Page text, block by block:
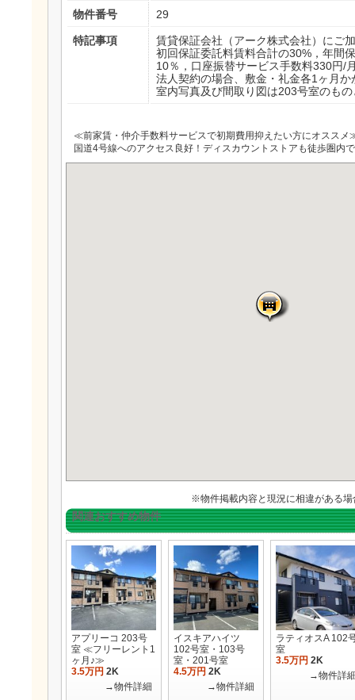
物件番号 29
特記事項
賃貸保証会社（アーク株式会社）にご
初回保証委託料賃料合計の30%，年間
10％，口座振替サービス手数料330円/
法人契約の場合、敷金・礼金各1ヶ月か
室内写真及び間取り図は203号室のも
≪前家賃・仲介手数料サービスで初期費用抑えたい方にオスス
国道4号線へのアクセス良好！ディスカウントストアも徒歩圏内
※物件掲載内容と現況に相違がある
関連おすすめ物件
アプリーコ 203号
室 ≪フリーレント1
ヶ月♪≫
3.5万円 2K
→物件詳細
イスキアハイツ
102号室・103号
室・201号室
4.5万円 2K
→物件詳細
ラティオスA 102
室
3.5万円 2K
→物件詳